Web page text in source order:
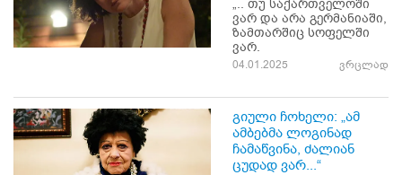
„.. თუ საქართველოში
ვარ და არა გერმანიაში,
ზამთარშიც სოფელში
ვარ.
04.01.2025 ვრცლად
გიული ჩოხელი: „ამ
ამბებმა ლოგინად
ჩამაწვინა, ძალიან
ცუდად ვარ...“